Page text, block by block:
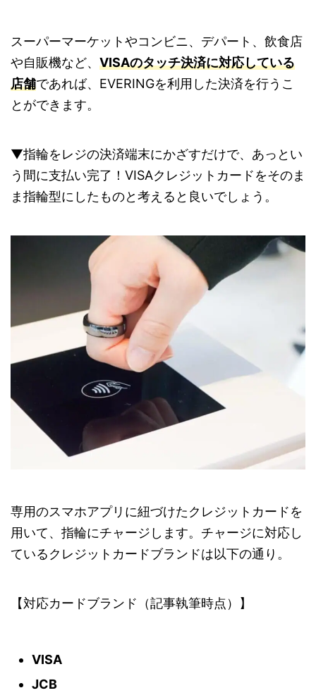
スーパーマーケットやコンビニ、デパート、飲食店
や自販機など、 VISAのタッチ決済に対応している
店舗であれば、EVERINGを利用した決済を行うこ
とができます。
▼指輪をレジの決済端末にかざすだけで、あっとい
う間に支払い完了！VISAクレジットカードをそのま
ま指輪型にしたものと考えると良いでしょう。
専用のスマホアプリに紐づけたクレジットカードを
用いて、指輪にチャージします。チャージに対応し
ているクレジットカードブランドは以下の通り。
【対応カードブランド（記事執筆時点）】
VISA
JCB